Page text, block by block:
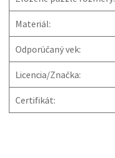
Materiál:
Odporúčaný vek:
Licencia/Značka:
Certifikát: